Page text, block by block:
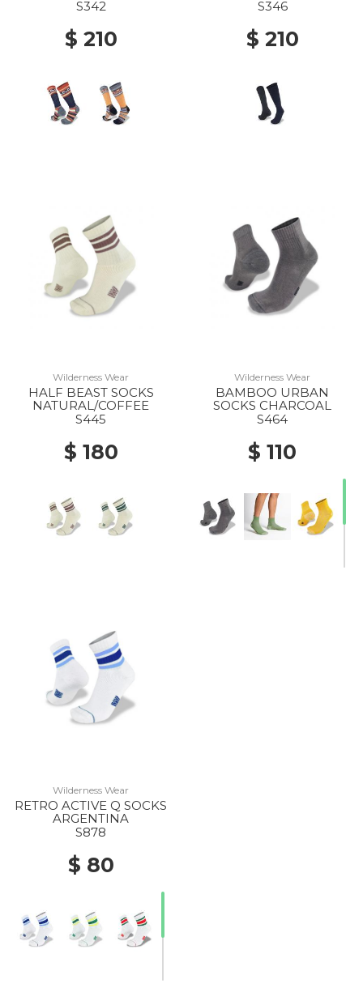
S342
$ 210
S346
$ 210
Wilderness Wear
HALF BEAST SOCKS
NATURAL/COFFEE
S445
$ 180
Wilderness Wear
BAMBOO URBAN
SOCKS CHARCOAL
S464
$ 110
Wilderness Wear
RETRO ACTIVE Q SOCKS
ARGENTINA
S878
$ 80